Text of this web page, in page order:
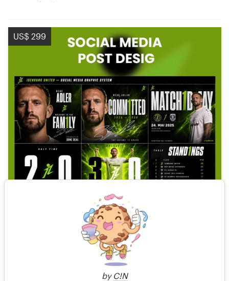
by C!N
US$ 299
we need powerful postcard / social media post
designs for a rising football / soccer club